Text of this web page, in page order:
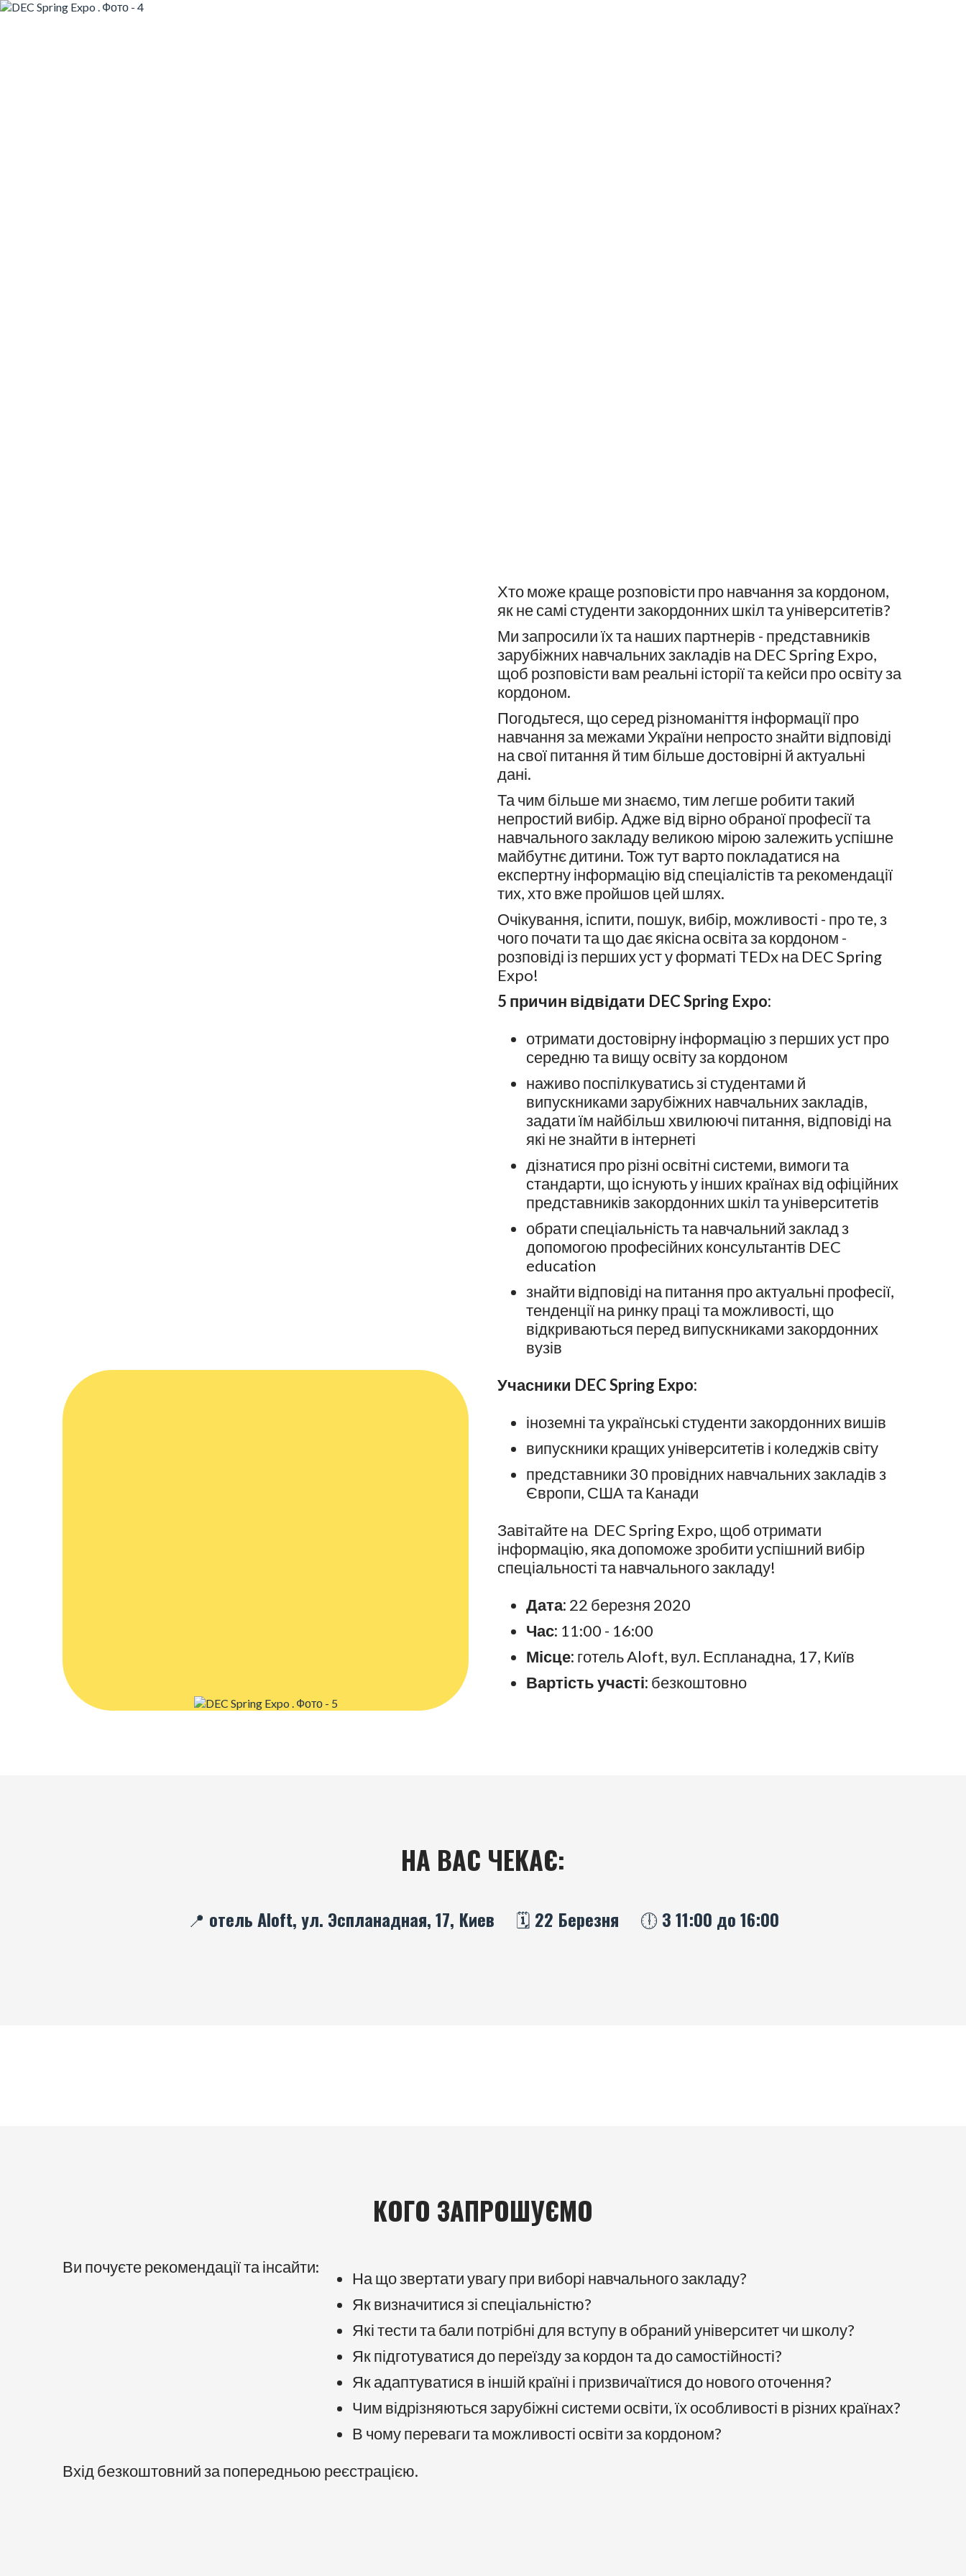
Хто може краще розповісти про навчання за кордоном,
як не самі студенти закордонних шкіл та університетів?
Ми запросили їх та наших партнерів - представників
зарубіжних навчальних закладів на DEC Spring Expo,
щоб розповісти вам реальні історії та кейси про освіту за
кордоном.
Погодьтеся, що серед різноманіття інформації про
навчання за межами України непросто знайти відповіді
на свої питання й тим більше достовірні й актуальні
дані.
Та чим більше ми знаємо, тим легше робити такий
непростий вибір. Адже від вірно обраної професії та
навчального закладу великою мірою залежить успішне
майбутнє дитини. Тож тут варто покладатися на
експертну інформацію від спеціалістів та рекомендації
тих, хто вже пройшов цей шлях.
Очікування, іспити, пошук, вибір, можливості - про те, з
чого почати та що дає якісна освіта за кордоном -
розповіді із перших уст у форматі TEDx на DEC Spring
Expo!
5 причин відвідати DEC Spring Expo:
отримати достовірну інформацію з перших уст про
середню та вищу освіту за кордоном
наживо поспілкуватись зі студентами й
випускниками зарубіжних навчальних закладів,
задати їм найбільш хвилюючі питання, відповіді на
які не знайти в інтернеті
дізнатися про різні освітні системи, вимоги та
стандарти, що існують у інших країнах від офіційних
представників закордонних шкіл та університетів
обрати спеціальність та навчальний заклад з
допомогою професійних консультантів DEC
education
знайти відповіді на питання про актуальні професії,
тенденції на ринку праці та можливості, що
відкриваються перед випускниками закордонних
вузів
Учасники DEC Spring Expo:
іноземні та українські студенти закордонних вишів
випускники кращих університетів і коледжів світу
представники 30 провідних навчальних закладів з
Європи, США та Канади
Завітайте на DEC Spring Expo, щоб отримати
інформацію, яка допоможе зробити успішний вибір
спеціальності та навчального закладу!
Дата: 22 березня 2020
Час: 11:00 - 16:00
Місце: готель Aloft, вул. Еспланадна, 17, Київ
Вартість участі: безкоштовно
НА ВАС ЧЕКАЄ:
📍 отель Aloft, ул. Эспланадная, 17, Киев 🗓️ 22 Березня 🕕 З 11:00 до 16:00
КОГО ЗАПРОШУЄМО
Ви почуєте рекомендації та інсайти:
На що звертати увагу при виборі навчального закладу?
Як визначитися зі спеціальністю?
Які тести та бали потрібні для вступу в обраний університет чи школу?
Як підготуватися до переїзду за кордон та до самостійності?
Як адаптуватися в іншій країні і призвичаїтися до нового оточення?
Чим відрізняються зарубіжні системи освіти, їх особливості в різних країнах?
В чому переваги та можливості освіти за кордоном?
Вхід безкоштовний за попередньою реєстрацією.